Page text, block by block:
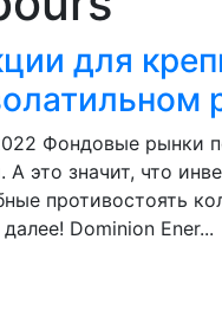
для
Фондовые рынки
это значит, что
противостоять
Dominion Ener...